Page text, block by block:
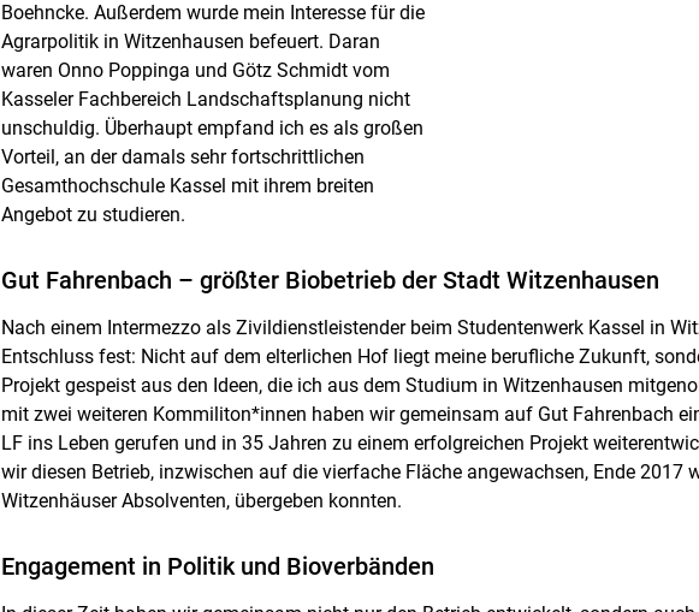
Boehncke. Außerdem wurde mein Interesse für die
Agrarpolitik in Witzenhausen befeuert. Daran
waren Onno Poppinga und Götz Schmidt vom
Kasseler Fachbereich Landschaftsplanung nicht
unschuldig. Überhaupt empfand ich es als großen
Vorteil, an der damals sehr fortschrittlichen
Gesamthochschule Kassel mit ihrem breiten
Angebot zu studieren.
Gut Fahrenbach – größter Biobetrieb der Stadt Witzenhausen
Nach einem Intermezzo als Zivildienstleistender beim Studentenwerk Kassel in
Entschluss fest: Nicht auf dem elterlichen Hof liegt meine berufliche Zukunft,
Projekt gespeist aus den Ideen, die ich aus dem Studium in Witzenhausen
mit zwei weiteren Kommiliton*innen haben wir gemeinsam auf Gut Fahrenbach
LF ins Leben gerufen und in 35 Jahren zu einem erfolgreichen Projekt
wir diesen Betrieb, inzwischen auf die vierfache Fläche angewachsen, Ende 2017
Witzenhäuser Absolventen, übergeben konnten.
Engagement in Politik und Bioverbänden